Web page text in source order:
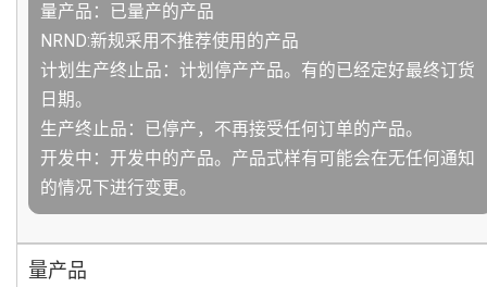
量产品：已量产的产品
NRND:新规采用不推荐使用的产品
计划生产终止品：计划停产产品。有的已经定好最终订货
日期。
生产终止品：已停产，不再接受任何订单的产品。
开发中：开发中的产品。产品式样有可能会在无任何通知
的情况下进行变更。
量产品